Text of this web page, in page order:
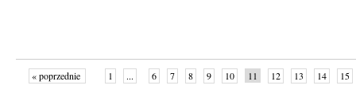
« poprzednie 1 ... 6 7 8 9 10 11 12 13 14 15